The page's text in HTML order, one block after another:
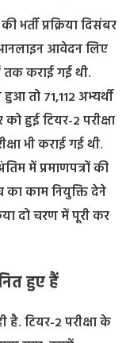
प्रक्रिया दिसंबर
आनलाइन आवेदन लिए
तक कराई गई थी.
तो 71,112 अभ्यर्थी
हुई टियर-2 परीक्षा
भी कराई गई थी.
में प्रमाणपत्रों की
का काम नियुक्ति देने
दो चरण में पूरी कर
हुए हैं
टियर-2 परीक्षा के